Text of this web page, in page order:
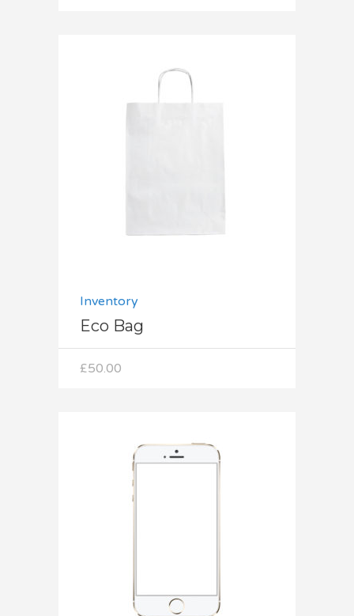
Inventory
Eco Bag
£50.00